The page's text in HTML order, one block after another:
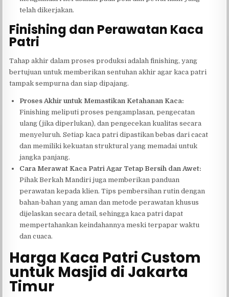
telah dikerjakan.
Finishing dan Perawatan Kaca
Patri
Tahap akhir dalam proses produksi adalah finishing, yang
bertujuan untuk memberikan sentuhan akhir agar kaca patri
tampak sempurna dan siap dipajang.
Proses Akhir untuk Memastikan Ketahanan Kaca:
Finishing meliputi proses pengamplasan, pengecatan
ulang (jika diperlukan), dan pengecekan kualitas secara
menyeluruh. Setiap kaca patri dipastikan bebas dari cacat
dan memiliki kekuatan struktural yang memadai untuk
jangka panjang.
Cara Merawat Kaca Patri Agar Tetap Bersih dan Awet:
Pihak Berkah Mandiri juga memberikan panduan
perawatan kepada klien. Tips pembersihan rutin dengan
bahan-bahan yang aman dan metode perawatan khusus
dijelaskan secara detail, sehingga kaca patri dapat
mempertahankan keindahannya meski terpapar waktu
dan cuaca.
Harga Kaca Patri Custom
untuk Masjid di Jakarta
Timur